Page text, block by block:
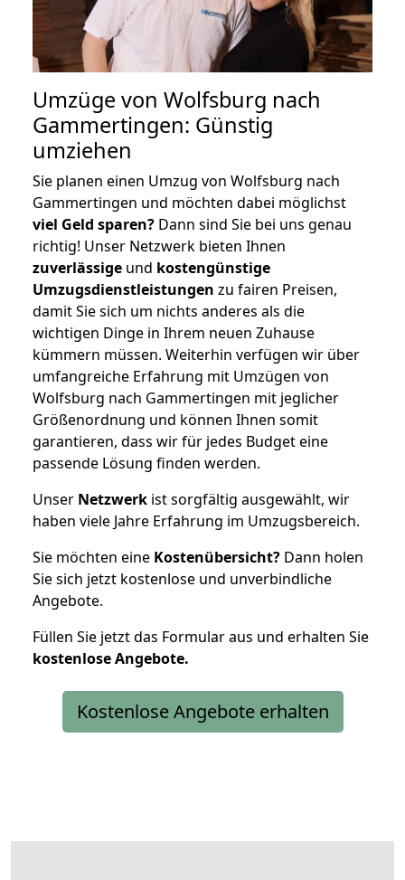
Umzüge von Wolfsburg nach
Gammertingen: Günstig
umziehen
Sie planen einen Umzug von Wolfsburg nach
Gammertingen und möchten dabei möglichst
viel Geld sparen? Dann sind Sie bei uns genau
richtig! Unser Netzwerk bieten Ihnen
zuverlässige und kostengünstige
Umzugsdienstleistungen zu fairen Preisen,
damit Sie sich um nichts anderes als die
wichtigen Dinge in Ihrem neuen Zuhause
kümmern müssen. Weiterhin verfügen wir über
umfangreiche Erfahrung mit Umzügen von
Wolfsburg nach Gammertingen mit jeglicher
Größenordnung und können Ihnen somit
garantieren, dass wir für jedes Budget eine
passende Lösung finden werden.
Unser Netzwerk ist sorgfältig ausgewählt, wir
haben viele Jahre Erfahrung im Umzugsbereich.
Sie möchten eine Kostenübersicht? Dann holen
Sie sich jetzt kostenlose und unverbindliche
Angebote.
Füllen Sie jetzt das Formular aus und erhalten Sie
kostenloseAngebote.
Kostenlose Angebote erhalten